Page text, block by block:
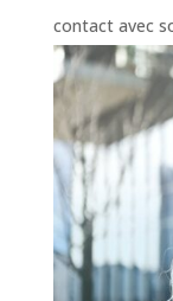
contact avec